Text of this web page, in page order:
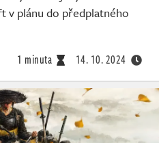
v plánu do předplatného
1 minuta 14. 10. 2024